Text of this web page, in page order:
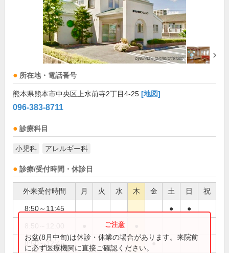
所在地・電話番号
熊本県熊本市中央区上水前寺2丁目4-25 [地図]
096-383-8711
診療科目
小児科 アレルギー科
診療/受付時間・休診日
外来受付時間 月 火 水 木 金 土 日 祝
8:50～11:45 ● ●
●
8:50～12:45 ●
お盆(8月中旬)は休診・休業の場合があります。来院前
に必ず医療機関に直接ご確認ください。